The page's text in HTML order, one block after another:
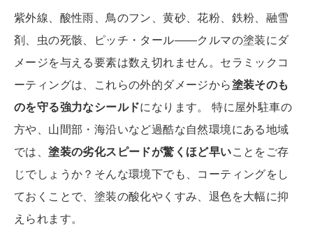
紫外線、酸性雨、鳥のフン、黄砂、花粉、鉄粉、融雪
剤、虫の死骸、ピッチ・タール――クルマの塗装にダ
メージを与える要素は数え切れません。セラミックコ
ーティングは、これらの外的ダメージから塗装そのも
のを守る強力なシールドになります。 特に屋外駐車の
方や、山間部・海沿いなど過酷な自然環境にある地域
では、塗装の劣化スピードが驚くほど早いことをご存
じでしょうか？そんな環境下でも、コーティングをし
ておくことで、塗装の酸化やくすみ、退色を大幅に抑
えられます。